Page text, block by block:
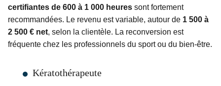
certifiantes de 600 à 1 000 heures sont fortement
recommandées. Le revenu est variable, autour de 1 500 à
2 500 € net, selon la clientèle. La reconversion est
fréquente chez les professionnels du sport ou du bien-être.
Kératothérapeute